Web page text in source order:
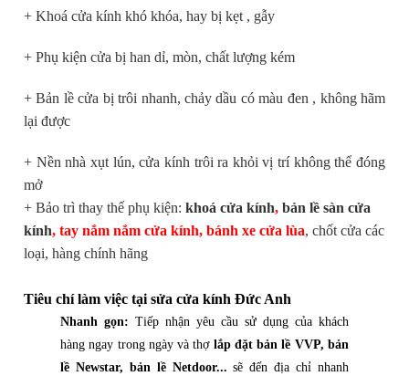
+ Khoá cửa kính khó khóa, hay bị kẹt , gẫy
+ Phụ kiện cửa bị han dỉ, mòn, chất lượng kém
+ Bản lề cửa bị trôi nhanh, chảy dầu có màu đen , không hãm
lại được
+ Nền nhà xụt lún, cửa kính trôi ra khỏi vị trí không thể đóng
mở
+ Bảo trì thay thế phụ kiện: khoá cửa kính, bản lề sàn cửa
kính, tay nắm nắm cửa kính, bánh xe cửa lùa, chốt cửa các
loại, hàng chính hãng
Tiêu chí làm việc tại sửa cửa kính Đức Anh
Nhanh gọn: Tiếp nhận yêu cầu sử dụng của khách
hàng ngay trong ngày và thợ lắp đặt bản lề VVP, bản
lề Newstar, bản lề Netdoor... sẽ đến địa chỉ nhanh